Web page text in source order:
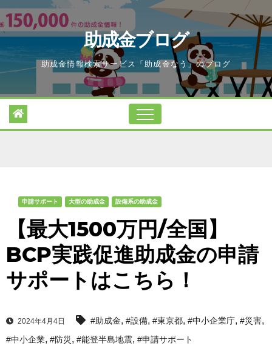
Skip
to
content
助成金ブログ
助成金情報検索サービス「助成金なう」のブログ
申請サポート 大型の助成金 設備系の助成金
【最大1500万円/全国】
BCP実践促進助成金の申請
サポートはこちら！
2024年4月4日 #助成金, #設備, #東京都, #中小企業庁, #災害,
#中小企業, #防災, #能登半島地震, #申請サポート